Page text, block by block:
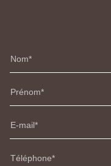
Nom
Prénom
E-mail
Téléphone